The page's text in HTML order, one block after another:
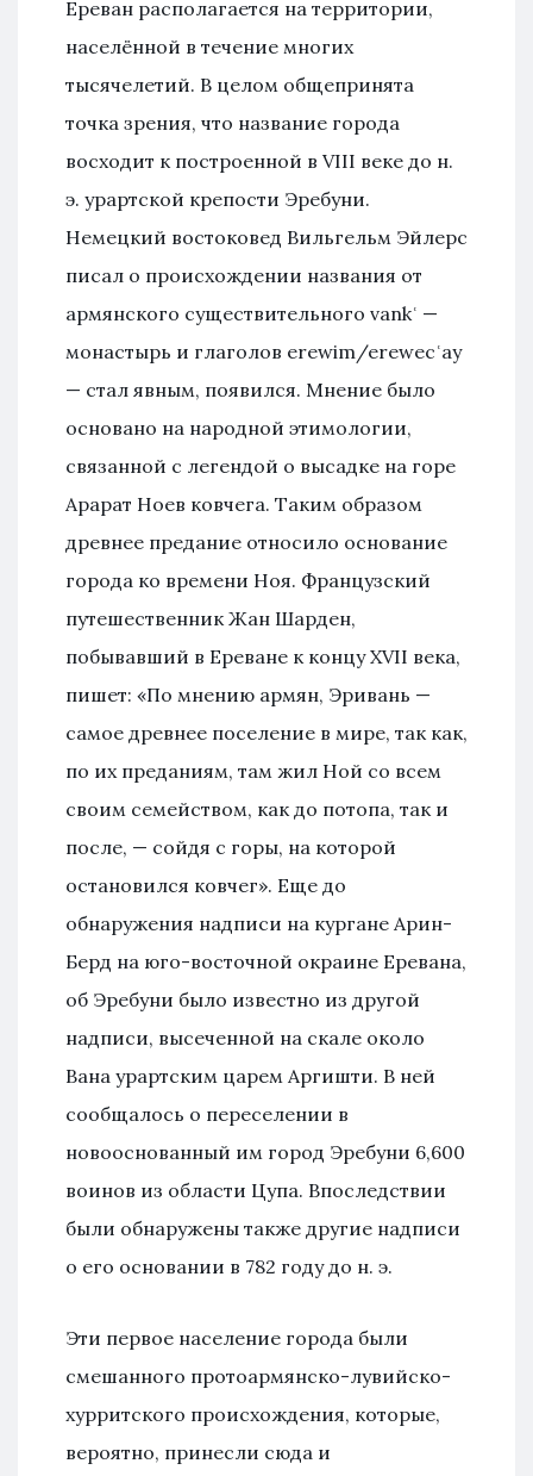
Ереван располагается на территории,
населённой в течение многих
тысячелетий. В целом общепринята
точка зрения, что название города
восходит к построенной в VIII веке до н.
э. урартской крепости Эребуни.
Немецкий востоковед Вильгельм Эйлерс
писал о происхождении названия от
армянского существительного vankʿ —
монастырь и глаголов erewim/erewecʿay
— стал явным, появился. Мнение было
основано на народной этимологии,
связанной с легендой о высадке на горе
Арарат Ноев ковчега. Таким образом
древнее предание относило основание
города ко времени Ноя. Французский
путешественник Жан Шарден,
побывавший в Ереване к концу XVII века,
пишет: «По мнению армян, Эривань —
самое древнее поселение в мире, так как,
по их преданиям, там жил Ной со всем
своим семейством, как до потопа, так и
после, — сойдя с горы, на которой
остановился ковчег». Еще до
обнаружения надписи на кургане Арин-
Берд на юго-восточной окраине Еревана,
об Эребуни было известно из другой
надписи, высеченной на скале около
Вана урартским царем Аргишти. В ней
сообщалось о переселении в
новооснованный им город Эребуни 6,600
воинов из области Цупа. Впоследствии
были обнаружены также другие надписи
о его основании в 782 году до н. э.
Эти первое население города были
смешанного протоармянско-лувийско-
хурритского происхождения, которые,
вероятно, принесли сюда и